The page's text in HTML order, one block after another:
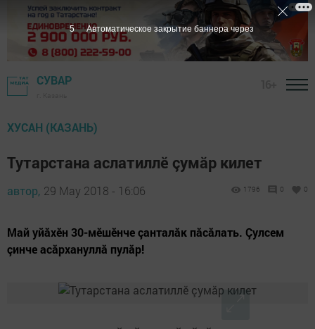
СУВАР
ХУСАН (КАЗАНЬ)
Тутарстана аслатиллӗ çумăр килет
автор, 29 May 2018 - 16:06 1796 0 0
Май уйăхӗн 30-мӗшӗнче çанталăк пăсăлать. Çулсем
çинче асăрхануллă пулăр!
5 Автоматическое закрытие баннера через